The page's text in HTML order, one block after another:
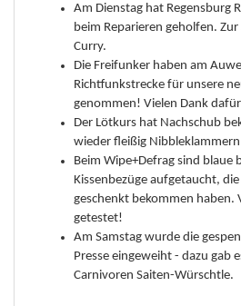
Am Dienstag hat Regensburg
beim Reparieren geholfen.
Curry.
Die Freifunker haben am
Richtfunkstrecke für unsere
genommen! Vielen Dank
Der Lötkurs hat Nachschub
wieder fleißig
Beim Wipe+Defrag sind blaue
Kissenbezüge aufgetaucht,
geschenkt bekommen haben.
getestet!
Am Samstag wurde die
Presse eingeweiht - dazu gab
Carnivoren Saiten-Würschtle.